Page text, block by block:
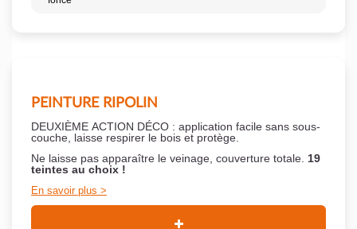
PEINTURE RIPOLIN
DEUXIÈME ACTION DÉCO : application facile sans sous-
couche, laisse respirer le bois et protège.
Ne laisse pas apparaître le veinage, couverture totale. 19
teintes au choix !
En savoir plus